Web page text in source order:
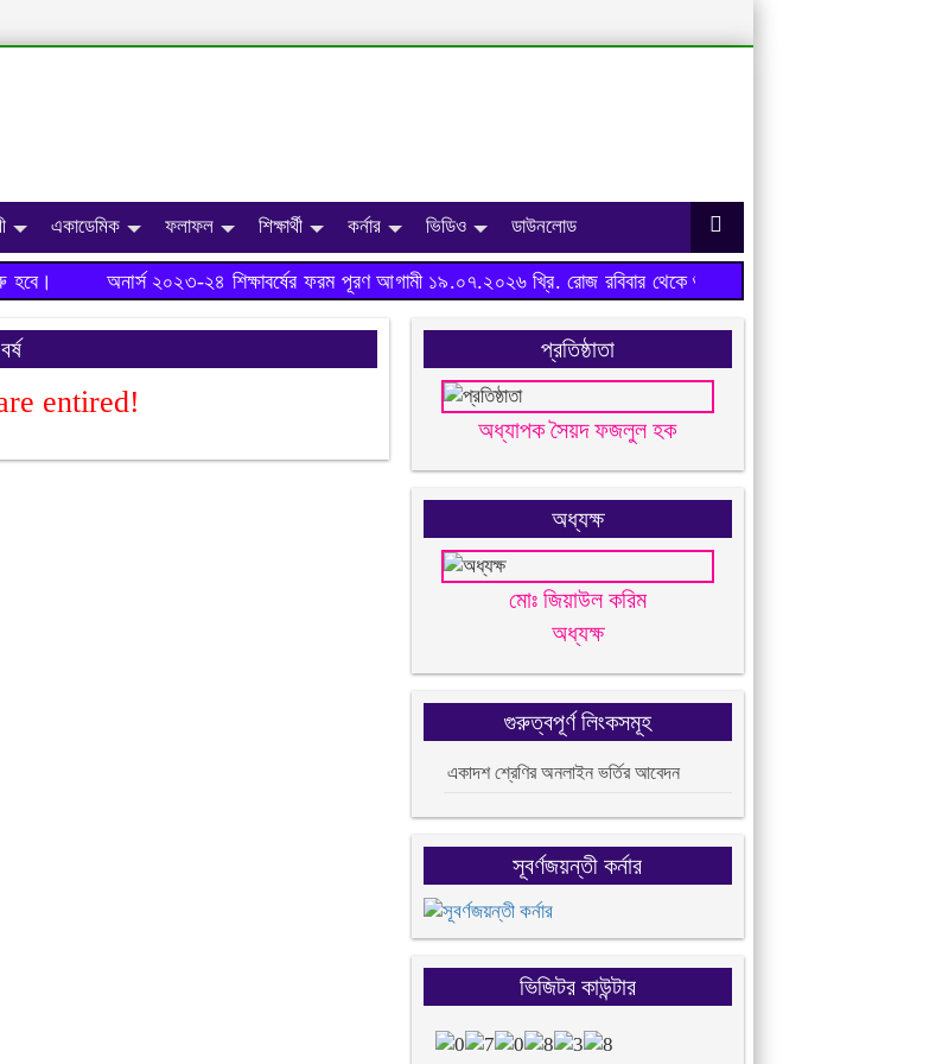
একাডেমিক ফলাফল শিক্ষার্থী কর্নার ভিডিও ডাউনলোড
অনার্স ২০২৩-২৪ শিক্ষাবর্ষের ফরম পূরণ আগামী ১৯.০৭.২০২৬ খ্রি. রোজ রবিবার থেকে শুরু হবে।
entired!
প্রতিষ্ঠাতা
অধ্যাপক সৈয়দ ফজলুল হক
অধ্যক্ষ
মোঃ জিয়াউল করিম
অধ্যক্ষ
গুরুত্বপূর্ণ লিংকসমূহ
একাদশ শ্রেণির অনলাইন ভর্তির আবেদন
সূবর্ণজয়ন্তী কর্নার
ভিজিটর কাউন্টার